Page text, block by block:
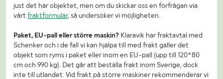
just det här objektet, men om du skickar oss en förfrågan via
vårt fraktformulär, så undersöker vi möjligheten.
Paket, EU-pall eller större maskin? Klaravik har fraktavtal med
Schenker och i de fall vi kan hjälpa till med frakt gäller det
objekt som ryms i paket eller inom en EU-pall (upp till 120*80
cm och 990 kg). Det går att beställa frakt inom Sverige, dock
inte till utlandet. Vid frakt på större maskiner rekommenderar vi